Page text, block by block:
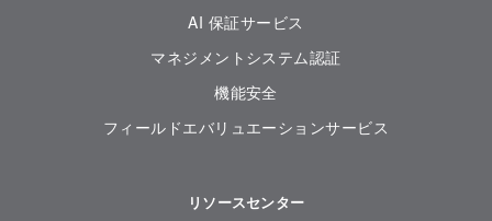
AI 保証サービス
マネジメントシステム認証
機能安全
フィールドエバリュエーションサービス
リソースセンター